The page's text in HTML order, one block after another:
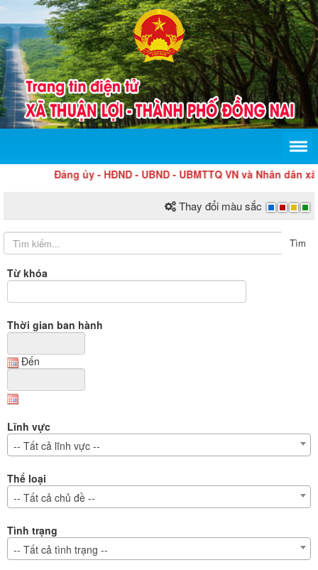
Đảng ủy - HĐND - UBND - UBMTTQ VN và Nhân dân
Thay đổi màu sắc
Tìm
Từ khóa
Thời gian ban hành
Đến
Lĩnh vực
-- Tất cả lĩnh vực --
Thể loại
-- Tất cả chủ đề --
Tình trạng
-- Tất cả tình trạng --